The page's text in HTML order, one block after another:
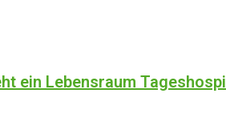
ein Lebensraum